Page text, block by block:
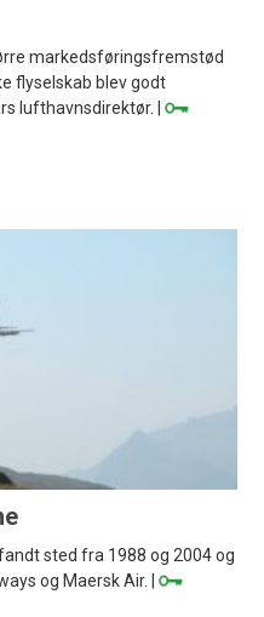
markedsføringsfremstød
flyselskab blev godt
lufthavnsdirektør. |
sted fra 1988 og 2004 og
og Maersk Air. |